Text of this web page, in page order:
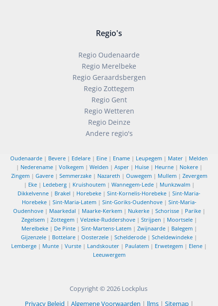
Regio's
Regio Oudenaarde
Regio Merelbeke
Regio Geraardsbergen
Regio Zottegem
Regio Gent
Regio Wetteren
Regio Deinze
Andere regio's
Oudenaarde | Bevere | Edelare | Eine | Ename | Leupegem | Mater | Melden
| Nederename| Volkegem| Welden | Asper| Huise| Heurne| Nokere|
Zingem| Gavere| Semmerzake| Nazareth | Ouwegem| Mullem| Zevergem
| Eke| Ledeberg| Kruishoutem| Wannegem-Lede| Munkzwalm|
Dikkelvenne | Brakel | Horebeke | Sint-Kornelis-Horebeke | Sint-Maria-
Horebeke| Sint-Maria-Latem| Sint-Goriks-Oudenhove| Sint-Maria-
Oudenhove| Maarkedal | Maarke-Kerkem| Nukerke| Schorisse| Parike|
Zegelsem| Zottegem| Velzeke-Ruddershove| Strijpen | Moortsele|
Merelbeke| De Pinte| Sint-Martens-Latem| Zwijnaarde| Balegem|
Gijzenzele | Bottelare | Oosterzele | Schelderode | Scheldewindeke |
Lemberge | Munte | Vurste | Landskouter | Paulatem | Erwetegem | Elene |
Leeuwergem
Copyright © 2026 Lockplus
Privacy Beleid | Algemene Voorwaarden | llms| Sitemap|